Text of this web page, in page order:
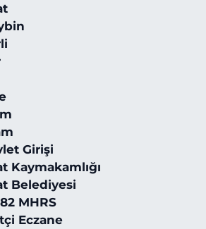
Girişi
Kaymakamlığı
Belediyesi
MHRS
Eczane